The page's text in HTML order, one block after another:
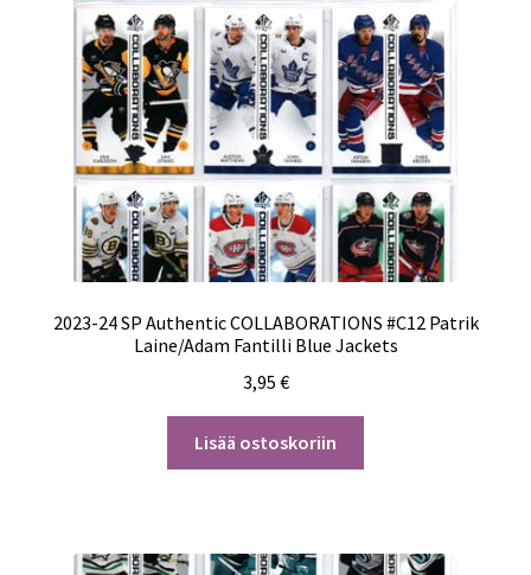
2023-24 SP Authentic COLLABORATIONS #C12 Patrik
Laine/Adam Fantilli Blue Jackets
3,95 €
Lisää ostoskoriin